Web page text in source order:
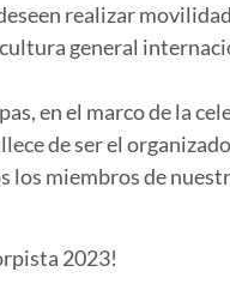
realizar
general
en el marco de la
de ser el
los miembros de
2023!